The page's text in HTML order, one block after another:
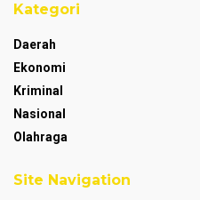
Kategori
Daerah
Ekonomi
Kriminal
Nasional
Olahraga
Site Navigation